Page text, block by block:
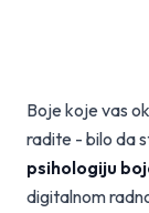
Boje koje vas
radite - bilo da
psihologiju
digitalnom